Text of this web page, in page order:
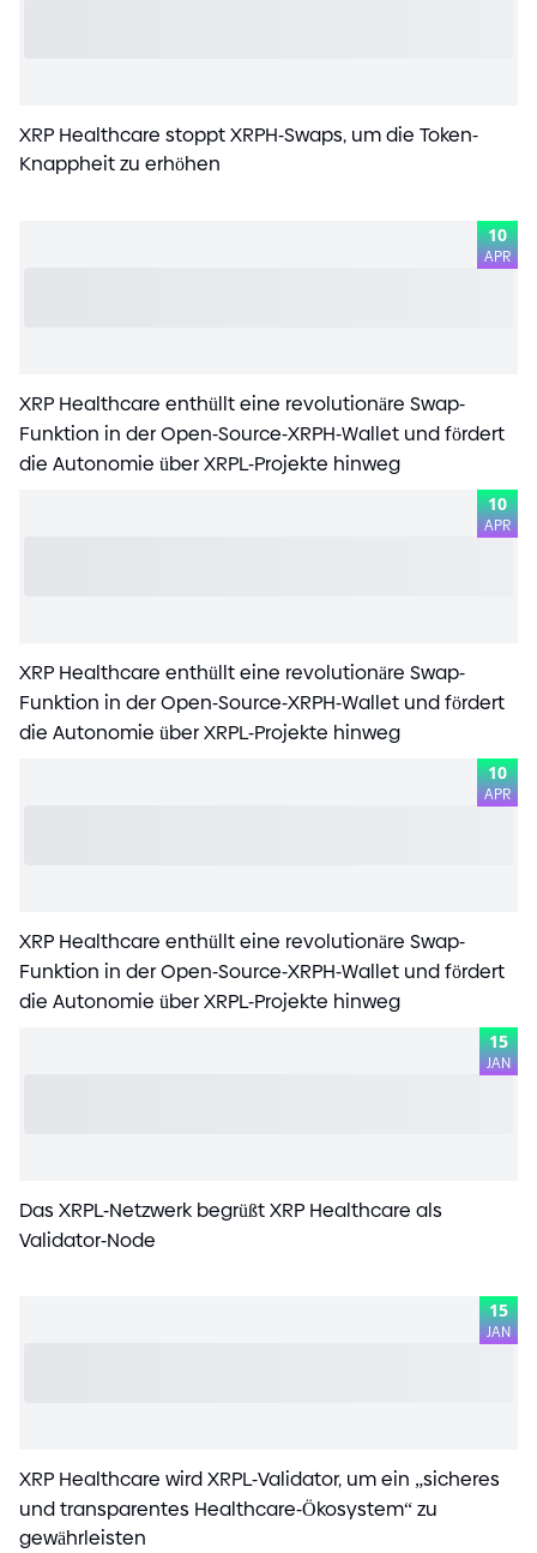
XRP Healthcare stoppt XRPH-Swaps, um die Token-
Knappheit zu erhöhen
10
APR
XRP Healthcare enthüllt eine revolutionäre Swap-
Funktion in der Open-Source-XRPH-Wallet und fördert
die Autonomie über XRPL-Projekte hinweg
10
APR
XRP Healthcare enthüllt eine revolutionäre Swap-
Funktion in der Open-Source-XRPH-Wallet und fördert
die Autonomie über XRPL-Projekte hinweg
10
APR
XRP Healthcare enthüllt eine revolutionäre Swap-
Funktion in der Open-Source-XRPH-Wallet und fördert
die Autonomie über XRPL-Projekte hinweg
15
JAN
Das XRPL-Netzwerk begrüßt XRP Healthcare als
Validator-Node
15
JAN
XRP Healthcare wird XRPL-Validator, um ein „sicheres
und transparentes Healthcare-Ökosystem“ zu
gewährleisten